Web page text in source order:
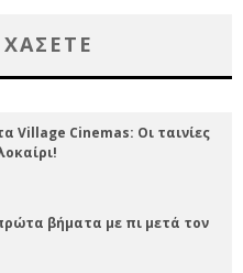
Village Cinemas: Οι ταινίες
βήματα με πι μετά τον